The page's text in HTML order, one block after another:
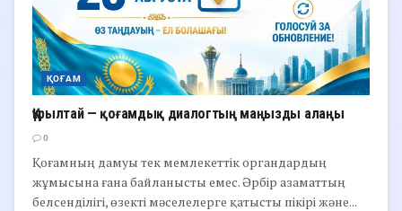
ҚОҒАМ
Құрылтай — қоғамдық диалогтың маңызды алаңы
0
Қоғамның дамуы тек мемлекеттік органдардың
жұмысына ғана байланысты емес. Әрбір азаматтың
белсенділігі, өзекті мәселелерге қатысты пікірі және...